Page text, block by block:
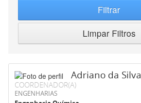
Filtrar
Limpar Filtros
Adriano da Silva
COORDENADOR(A)
ENGENHARIAS